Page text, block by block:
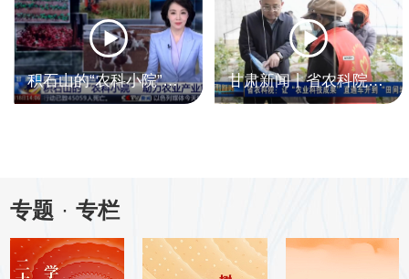
积石山的“农科小院”助力农业产业重构 甘肃新闻丨省农科院：让“农业科技成果”直通车开到“田间地头”
专题 · 专栏